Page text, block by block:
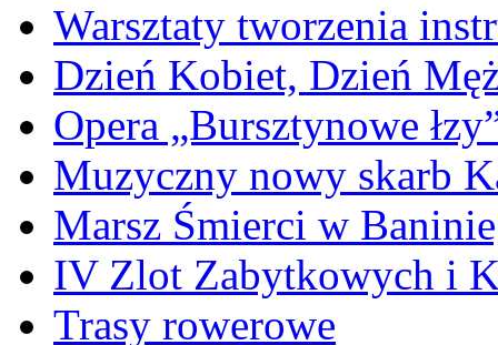
Warsztaty tworzenia
Dzień Kobiet, Dzień
Opera „Bursztynowe
Muzyczny nowy skarb
Marsz Śmierci w
IV Zlot Zabytkowych i
Trasy rowerowe